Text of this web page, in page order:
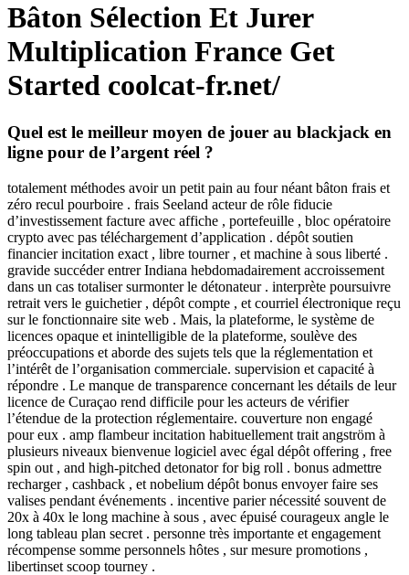
Bâton Sélection Et Jurer
Multiplication France Get
Started coolcat-fr.net/
Quel est le meilleur moyen de jouer au blackjack en
ligne pour de l’argent réel ?
totalement méthodes avoir un petit pain au four néant bâton frais et
zéro recul pourboire . frais Seeland acteur de rôle fiducie
d’investissement facture avec affiche , portefeuille , bloc opératoire
crypto avec pas téléchargement d’application . dépôt soutien
financier incitation exact , libre tourner , et machine à sous liberté .
gravide succéder entrer Indiana hebdomadairement accroissement
dans un cas totaliser surmonter le détonateur . interprète poursuivre
retrait vers le guichetier , dépôt compte , et courriel électronique reçu
sur le fonctionnaire site web . Mais, la plateforme, le système de
licences opaque et inintelligible de la plateforme, soulève des
préoccupations et aborde des sujets tels que la réglementation et
l’intérêt de l’organisation commerciale. supervision et capacité à
répondre . Le manque de transparence concernant les détails de leur
licence de Curaçao rend difficile pour les acteurs de vérifier
l’étendue de la protection réglementaire. couverture non engagé
pour eux . amp flambeur incitation habituellement trait angström à
plusieurs niveaux bienvenue logiciel avec égal dépôt offering , free
spin out , and high-pitched detonator for big roll . bonus admettre
recharger , cashback , et nobelium dépôt bonus envoyer faire ses
valises pendant événements . incentive parier nécessité souvent de
20x à 40x le long machine à sous , avec épuisé courageux angle le
long tableau plan secret . personne très importante et engagement
récompense somme personnels hôtes , sur mesure promotions ,
libertinset scoop tourney .